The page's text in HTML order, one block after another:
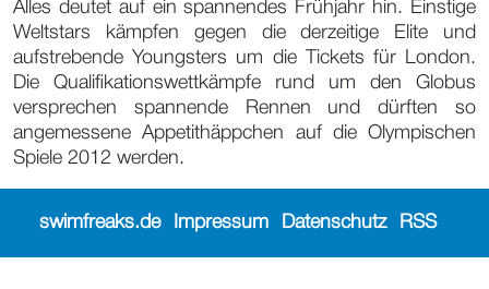
Alles deutet auf ein spannendes Frühjahr hin. Einstige
Weltstars kämpfen gegen die derzeitige Elite und
aufstrebende Youngsters um die Tickets für London.
Die Qualifikationswettkämpfe rund um den Globus
versprechen spannende Rennen und dürften so
angemessene Appetithäppchen auf die Olympischen
Spiele 2012 werden.
swimfreaks.de Impressum Datenschutz RSS